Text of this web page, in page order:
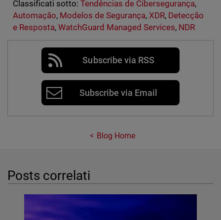
Classificati sotto: Tendências de Cibersegurança,
Automação, Modelos de Segurança,XDR, Detecção
e Resposta, WatchGuard Managed Services, NDR
Subscribe via RSS
Subscribe via Email
Blog Home
Posts correlati